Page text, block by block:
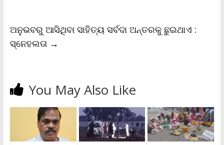
ଅନୁଭବରୁ ଆସିଥିବା ସାହିତ୍ୟ ସର୍ବଦା ଅନ୍ତରକୁ ଛୁଇଥାଏ :
ସ୍ନେହଲତା →
You May Also Like